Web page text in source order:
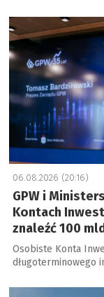
a
06.08.2026 (20:16)
GPW i
Kontach
znaleźć 100
Osobiste Konta
długoterminowego
a